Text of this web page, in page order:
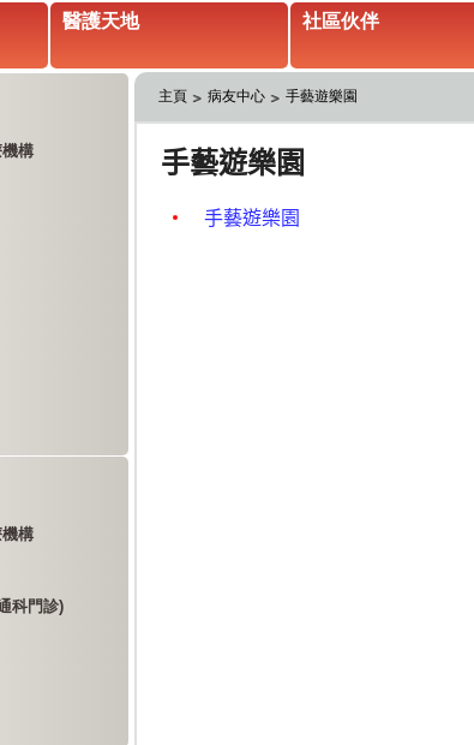
醫護天地 社區伙伴
構
構
科門診)
主頁 病友中心 手藝遊樂園